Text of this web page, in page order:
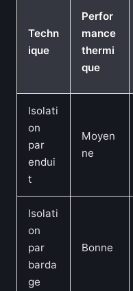
Techn
ique
Perfor
mance
thermi
que
Isolati
on
par
endui
t
Moyen
ne
Isolati
on
par
barda
ge
Bonne